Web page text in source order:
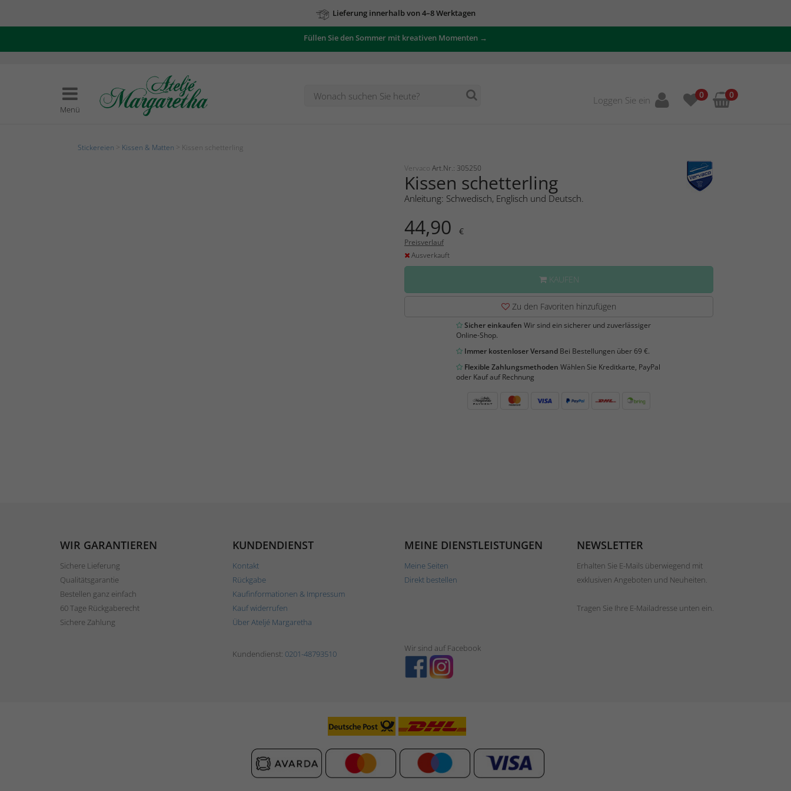
Lieferung innerhalb von 4–8 Werktagen
Füllen Sie den Sommer mit kreativen Momenten →
Menü
Loggen Sie ein 0 0
Stickereien Kissen & Matten > Kissen schetterling
Vervaco Art.Nr.: 305250
Kissen schetterling
Anleitung: Schwedisch, Englisch und Deutsch.
44,90 €
Preisverlauf
Ausverkauft
KAUFEN
Zu den Favoriten hinzufügen
Sicher einkaufen Wir sind ein sicherer und zuverlässiger
Online-Shop.
Immer kostenloser VersandBei Bestellungen über 69 €.
Flexible Zahlungsmethoden Wählen Sie Kreditkarte, PayPal
oder Kauf auf Rechnung
WIR GARANTIEREN
Sichere Lieferung
Qualitätsgarantie
Bestellen ganz einfach
60 Tage Rückgaberecht
Sichere Zahlung
KUNDENDIENST
Kontakt
Rückgabe
Kaufinformationen & Impressum
Kauf widerrufen
Über Ateljé Margaretha
MEINE DIENSTLEISTUNGEN
Meine Seiten
Direkt bestellen
NEWSLETTER
Erhalten Sie E-Mails überwiegend mit
exklusiven Angeboten und Neuheiten.
Tragen Sie Ihre E-Mailadresse unten ein.
Kundendienst: 0201-48793510
Wir sind auf Facebook